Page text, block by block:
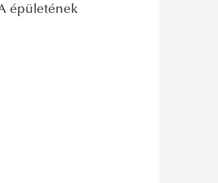
épületének